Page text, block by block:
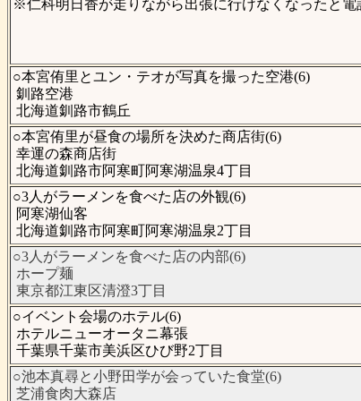
※仁科明日香が走りながら出張に行けなくなったと
○本宮侑里とユン・テオが写真を撮った空港(6)
釧路空港
北海道釧路市鶴丘
○本宮侑里が昼食の場所を決めた商店街(6)
幸運の森商店街
北海道釧路市阿寒町阿寒湖温泉4丁目
○3人がラーメンを食べた店の外観(6)
阿寒湖仙客
北海道釧路市阿寒町阿寒湖温泉2丁目
○3人がラーメンを食べた店の内部(6)
ホープ麺
東京都江東区清澄3丁目
○イベント会場のホテル(6)
ホテルニューオータニ幕張
千葉県千葉市美浜区ひび野2丁目
○池本真尋と小野田学が会っていた食堂(6)
芝浦食肉大森店